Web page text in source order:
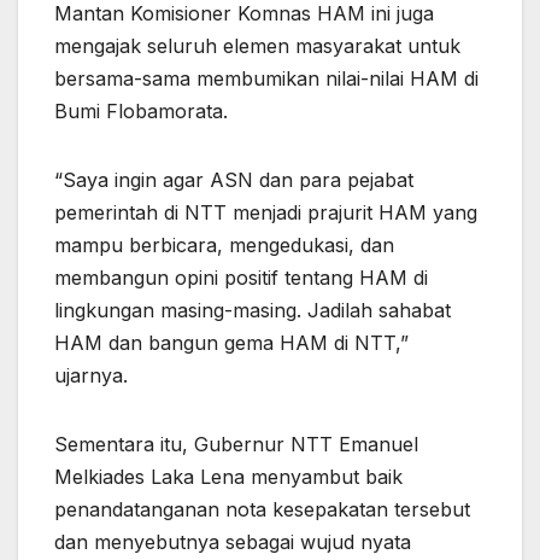
Mantan Komisioner Komnas HAM ini juga
mengajak seluruh elemen masyarakat untuk
bersama-sama membumikan nilai-nilai HAM di
Bumi Flobamorata.
“Saya ingin agar ASN dan para pejabat
pemerintah di NTT menjadi prajurit HAM yang
mampu berbicara, mengedukasi, dan
membangun opini positif tentang HAM di
lingkungan masing-masing. Jadilah sahabat
HAM dan bangun gema HAM di NTT,”
ujarnya.
Sementara itu, Gubernur NTT Emanuel
Melkiades Laka Lena menyambut baik
penandatanganan nota kesepakatan tersebut
dan menyebutnya sebagai wujud nyata